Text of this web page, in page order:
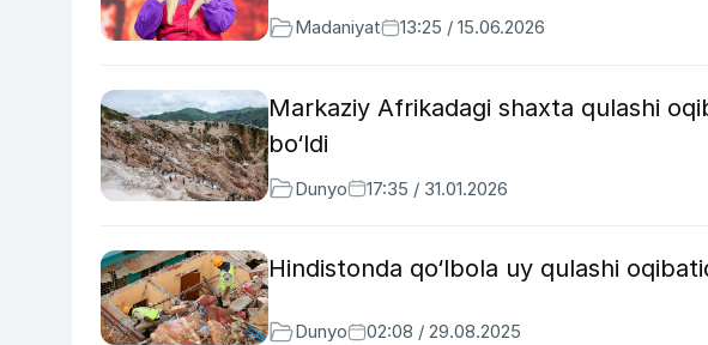
Madaniyat 13:25 / 15.06.2026
Markaziy Afrikadagi shaxta qulashi
bo‘ldi
Dunyo 17:35 / 31.01.2026
Hindistonda qo‘lbola uy qulashi
Dunyo 02:08 / 29.08.2025